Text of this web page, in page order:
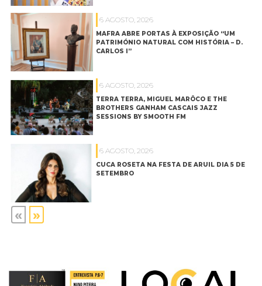
6 AGOSTO, 2026
MAFRA ABRE PORTAS À EXPOSIÇÃO “UM
PATRIMÓNIO NATURAL COM HISTÓRIA – D.
CARLOS I”
6 AGOSTO, 2026
TERRA TERRA, MIGUEL MARÔCO E THE
BROTHERS GANHAM CASCAIS JAZZ
SESSIONS BY SMOOTH FM
6 AGOSTO, 2026
CUCA ROSETA NA FESTA DE ARUIL DIA 5 DE
SETEMBRO
« »